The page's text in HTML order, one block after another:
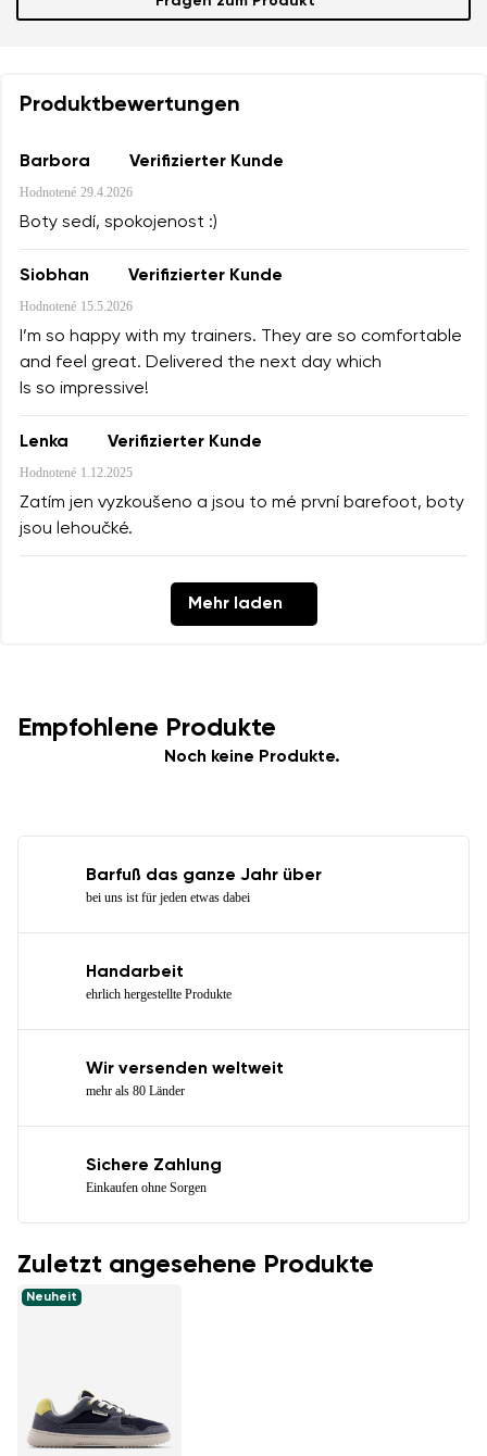
Produktbewertungen
Barbora Verifizierter Kunde
Hodnotené 29.4.2026
Boty sedí, spokojenost :)
Siobhan Verifizierter Kunde
Hodnotené 15.5.2026
I’m so happy with my trainers. They are so comfortable
and feel great. Delivered the next day which
Is so impressive!
Lenka Verifizierter Kunde
Hodnotené 1.12.2025
Zatím jen vyzkoušeno a jsou to mé první barefoot, boty
jsou lehoučké.
Mehr laden
Empfohlene Produkte
Noch keine Produkte.
Barfuß das ganze Jahr über
bei uns ist für jeden etwas dabei
Handarbeit
ehrlich hergestellte Produkte
Wir versenden weltweit
mehr als 80 Länder
Sichere Zahlung
Einkaufen ohne Sorgen
Zuletzt angesehene Produkte
Neuheit